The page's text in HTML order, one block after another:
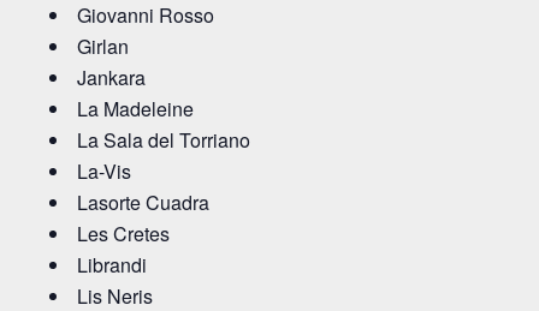
Giovanni Rosso
Girlan
Jankara
La Madeleine
La Sala del Torriano
La-Vis
Lasorte Cuadra
Les Cretes
Librandi
Lis Neris